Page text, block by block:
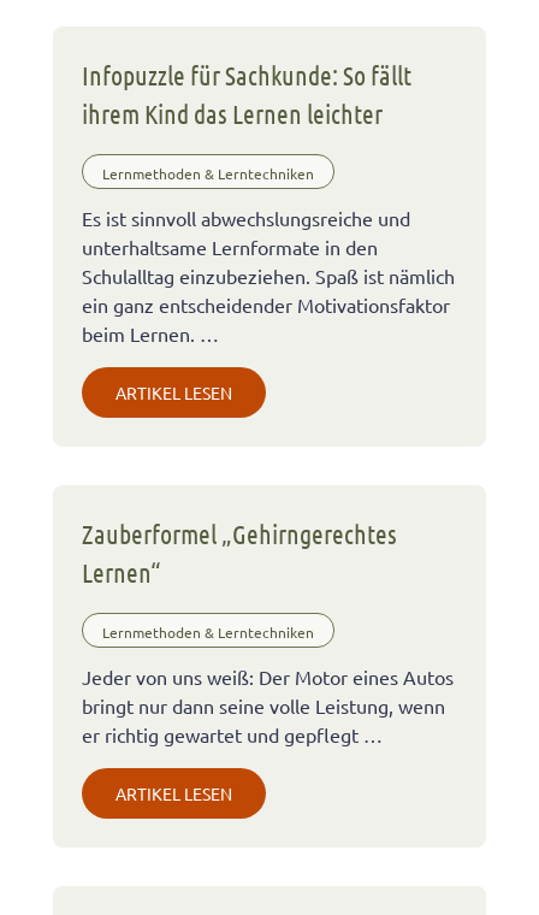
Infopuzzle für Sachkunde: So fällt
ihrem Kind das Lernen leichter
Lernmethoden & Lerntechniken
Es ist sinnvoll abwechslungsreiche und
unterhaltsame Lernformate in den
Schulalltag einzubeziehen. Spaß ist nämlich
ein ganz entscheidender Motivationsfaktor
beim Lernen. …
ARTIKEL LESEN
Zauberformel „Gehirngerechtes
Lernen“
Lernmethoden & Lerntechniken
Jeder von uns weiß: Der Motor eines Autos
bringt nur dann seine volle Leistung, wenn
er richtig gewartet und gepflegt …
ARTIKEL LESEN